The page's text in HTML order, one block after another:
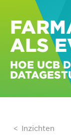
ALS
HOE UCB
Inzichten